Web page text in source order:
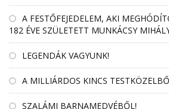
A FESTŐFEJEDELEM, AKI
182 ÉVE SZÜLETETT MUNKÁCSY
LEGENDÁK VAGYUNK!
A MILLIÁRDOS KINCS
SZALÁMI BARNAMEDVÉBŐL!